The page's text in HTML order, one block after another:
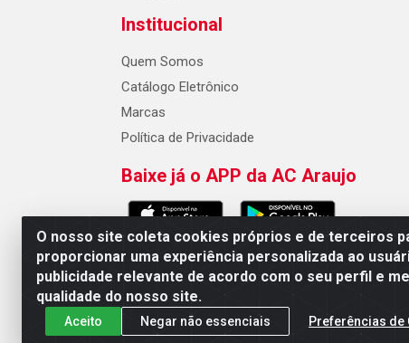
O nosso site coleta cookies próprios e de terceiros
proporcionar uma experiência personalizada ao
publicidade relevante de acordo com o seu perfil e
qualidade do nosso site.
Aceito Negar não essenciais Preferências de
Institucional
Quem Somos
Catálogo Eletrônico
Marcas
Política de Privacidade
Baixe já o APP da AC Araujo
AC Araujo Distribuidora - Rua